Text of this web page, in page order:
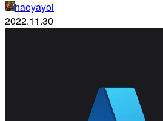
haoyayoi
2022.11.30